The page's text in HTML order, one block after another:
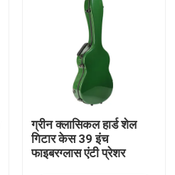
ग्रीन क्लासिकल हार्ड शेल
गिटार केस 39 इंच
फाइबरग्लास एंटी प्रेशर